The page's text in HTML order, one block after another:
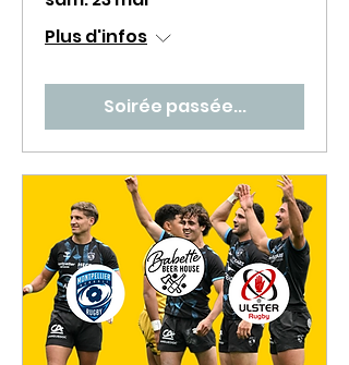
Plus d'infos
Soirée passée...